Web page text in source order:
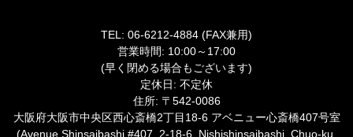
TEL: 06-6212-4884 (FAX兼用)
営業時間: 10:00～17:00
(早く閉める場合もございます)
定休日: 不定休
住所: 〒542-0086
大阪府大阪市中央区西心斎橋2丁目18-6 アベニュー心斎橋407号室
(Avenue Shinsaibashi #407, 2-18-6, Nishishinsaibashi, Chuo-ku,